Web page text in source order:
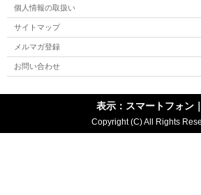
個人情報の取扱い
サイトマップ
メルマガ登録
お問い合わせ
表示：スマートフォン｜
Copyright (C) All Rights